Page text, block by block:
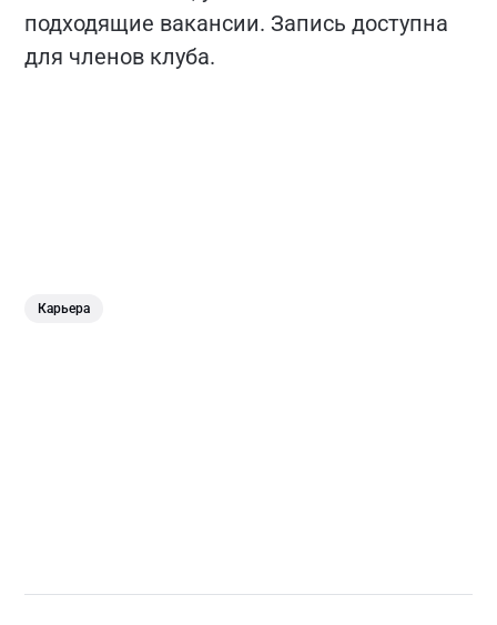
подходящие вакансии. Запись доступна
для членов клуба.
Карьера